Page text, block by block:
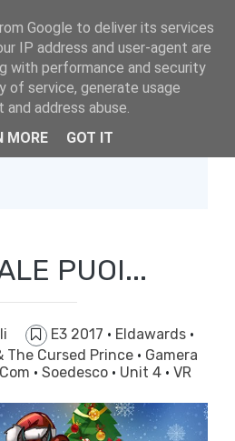
with label
PUOI...
E3 2017 · Eldawards ·
The Cursed Prince · Gamera
· Soedesco · Unit 4 · VR
Google to deliver its services
IP address and user-agent are
with performance and security
of service, generate usage
address abuse.
MORE
GOT IT